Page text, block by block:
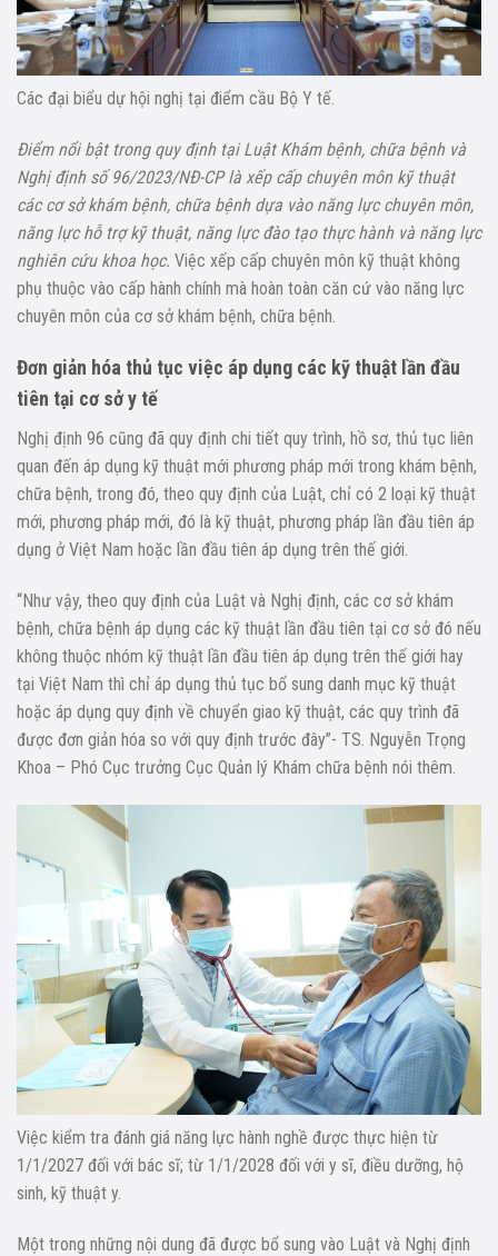
Các đại biểu dự hội nghị tại điểm cầu Bộ Y tế.
Điểm nổi bật trong quy định tại Luật Khám bệnh, chữa bệnh và
Nghị định số 96/2023/NĐ-CP là xếp cấp chuyên môn kỹ thuật
các cơ sở khám bệnh, chữa bệnh dựa vào năng lực chuyên môn,
năng lực hỗ trợ kỹ thuật, năng lực đào tạo thực hành và năng lực
nghiên cứu khoa học. Việc xếp cấp chuyên môn kỹ thuật không
phụ thuộc vào cấp hành chính mà hoàn toàn căn cứ vào năng lực
chuyên môn của cơ sở khám bệnh, chữa bệnh.
Đơn giản hóa thủ tục việc áp dụng các kỹ thuật lần đầu
tiên tại cơ sở y tế
Nghị định 96 cũng đã quy định chi tiết quy trình, hồ sơ, thủ tục liên
quan đến áp dụng kỹ thuật mới phương pháp mới trong khám bệnh,
chữa bệnh, trong đó, theo quy định của Luật, chỉ có 2 loại kỹ thuật
mới, phương pháp mới, đó là kỹ thuật, phương pháp lần đầu tiên áp
dụng ở Việt Nam hoặc lần đầu tiên áp dụng trên thế giới.
“Như vậy, theo quy định của Luật và Nghị định, các cơ sở khám
bệnh, chữa bệnh áp dụng các kỹ thuật lần đầu tiên tại cơ sở đó nếu
không thuộc nhóm kỹ thuật lần đầu tiên áp dụng trên thế giới hay
tại Việt Nam thì chỉ áp dụng thủ tục bổ sung danh mục kỹ thuật
hoặc áp dụng quy định về chuyển giao kỹ thuật, các quy trình đã
được đơn giản hóa so với quy định trước đây”- TS. Nguyễn Trọng
Khoa – Phó Cục trưởng Cục Quản lý Khám chữa bệnh nói thêm.
Việc kiểm tra đánh giá năng lực hành nghề được thực hiện từ
1/1/2027 đối với bác sĩ; từ 1/1/2028 đối với y sĩ, điều dưỡng, hộ
sinh, kỹ thuật y.
Một trong những nội dung đã được bổ sung vào Luật và Nghị định